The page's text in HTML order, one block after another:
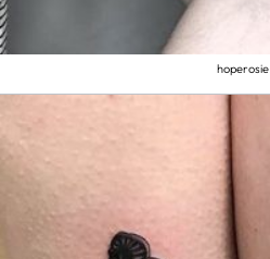
hoperosie